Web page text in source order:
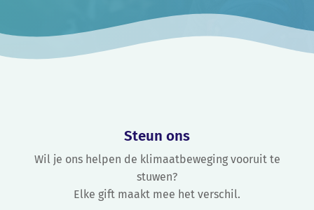
Steun ons
Wil je ons helpen de klimaatbeweging vooruit te
stuwen?
Elke gift maakt mee het verschil.